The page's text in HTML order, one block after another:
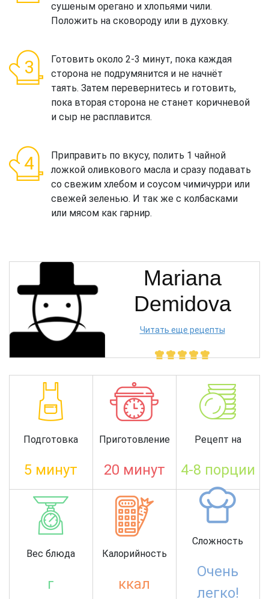
сушеным орегано и хлопьями чили.
Положить на сковороду или в духовку.
Готовить около 2-3 минут, пока каждая
сторона не подрумянится и не начнёт
таять. Затем перевернитесь и готовить,
пока вторая сторона не станет коричневой
и сыр не расплавится.
Приправить по вкусу, полить 1 чайной
ложкой оливкового масла и сразу подавать
со свежим хлебом и соусом чимичурри или
свежей зеленью. И так же с колбасками
или мясом как гарнир.
Mariana
Demidova
Читать еще рецепты
Подготовка
5 минут
Приготовление
20 минут
Рецепт на
4-8 порции
Вес блюда
г
Калорийность
ккал
Сложность
Очень
легко!